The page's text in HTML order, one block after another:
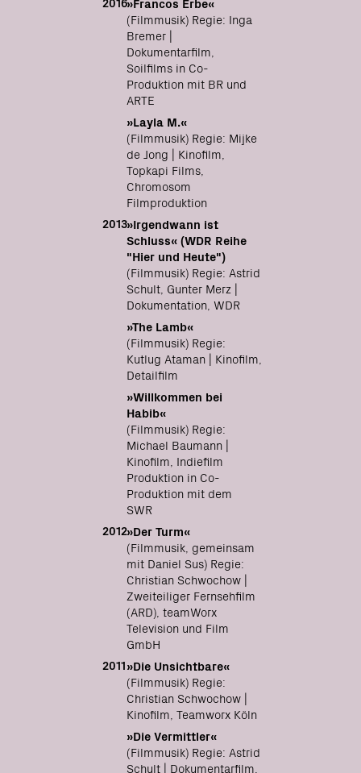
(Filmmusik) Regie: Inga
Bremer |
Dokumentarfilm,
Soilfilms in Co-
Produktion mit BR und
ARTE
»Layla M.«
(Filmmusik) Regie: Mijke
de Jong | Kinofilm,
Topkapi Films,
Chromosom
Filmproduktion
2013»Irgendwann ist
Schluss« (WDR Reihe
"Hier und Heute")
(Filmmusik) Regie: Astrid
Schult, Gunter Merz |
Dokumentation, WDR
»The Lamb«
(Filmmusik) Regie:
Kutlug Ataman | Kinofilm,
Detailfilm
»Willkommen bei
Habib«
(Filmmusik) Regie:
Michael Baumann |
Kinofilm, Indiefilm
Produktion in Co-
Produktion mit dem
SWR
2012»Der Turm«
(Filmmusik, gemeinsam
mit Daniel Sus) Regie:
Christian Schwochow |
Zweiteiliger Fernsehfilm
(ARD), teamWorx
Television und Film
GmbH
2011»Die Unsichtbare«
(Filmmusik) Regie:
Christian Schwochow |
Kinofilm, Teamworx Köln
»Die Vermittler«
(Filmmusik) Regie: Astrid
Schult | Dokumentarfilm,